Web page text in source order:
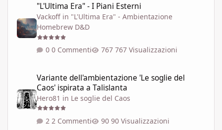
"L'Ultima Era" - I Piani Esterni
Vackoff in "L'Ultima Era" - Ambientazione
Homebrew D&D
0 Commenti 767 Visualizzazioni
Variante dell'ambientazione 'Le soglie del
Caos' ispirata a Talislanta
Hero81 in Le soglie del Caos
2 Commenti 90 Visualizzazioni